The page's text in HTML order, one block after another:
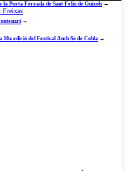
Porta Ferrada de Sant Feliu de Guíxols →
→
edició del Festival Amb So de Cobla →